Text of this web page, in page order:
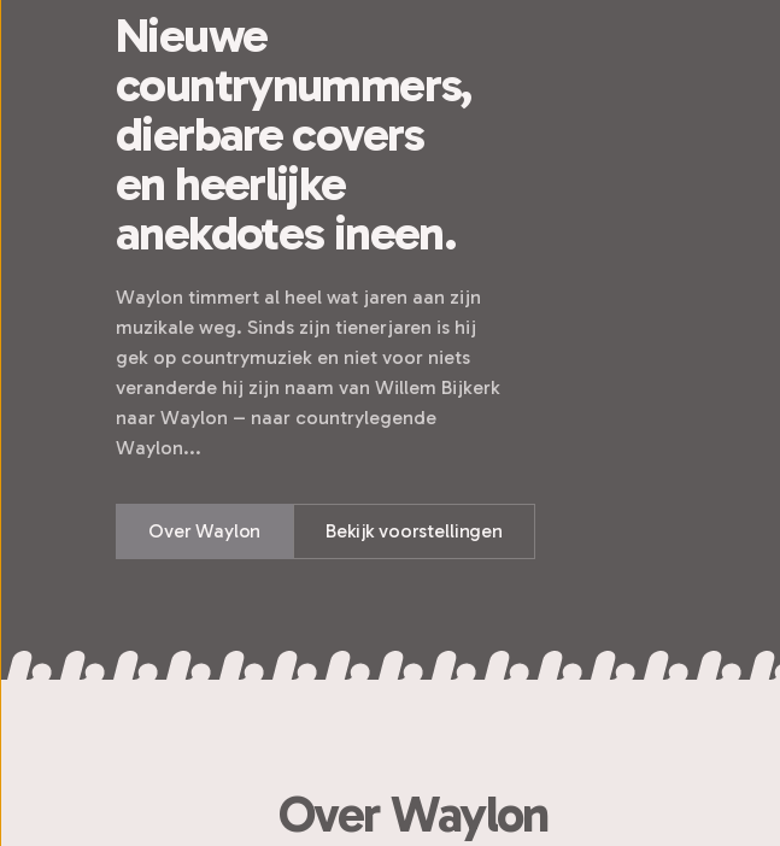
Nieuwe
countrynummers,
dierbare covers
en heerlijke
anekdotes ineen.
Waylon timmert al heel wat jaren aan zijn
muzikale weg. Sinds zijn tienerjaren is hij
gek op countrymuziek en niet voor niets
veranderde hij zijn naam van Willem Bijkerk
naar Waylon – naar countrylegende
Waylon...
Over Waylon Bekijk voorstellingen
Over Waylon